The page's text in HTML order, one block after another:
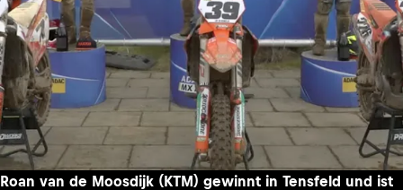
Roan van de Moosdijk (KTM) gewinnt in Tensfeld und ist